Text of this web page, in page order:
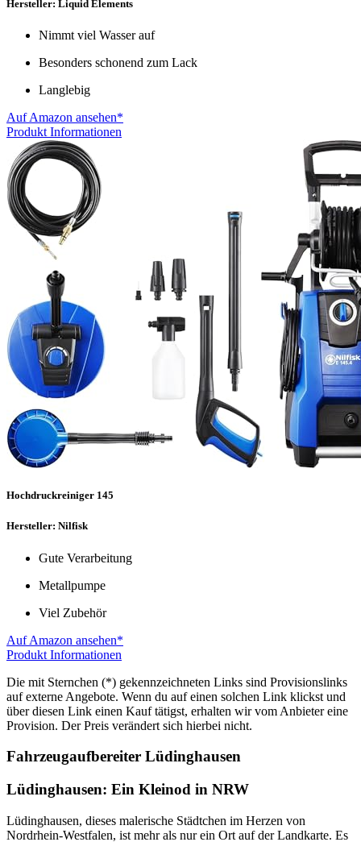
Hersteller: Liquid Elements
Nimmt viel Wasser auf
Besonders schonend zum Lack
Langlebig
Auf Amazon ansehen*
Produkt Informationen
Hochdruckreiniger 145
Hersteller: Nilfisk
Gute Verarbeitung
Metallpumpe
Viel Zubehör
Auf Amazon ansehen*
Produkt Informationen
Die mit Sternchen (*) gekennzeichneten Links sind Provisionslinks
auf externe Angebote. Wenn du auf einen solchen Link klickst und
über diesen Link einen Kauf tätigst, erhalten wir vom Anbieter eine
Provision. Der Preis verändert sich hierbei nicht.
Fahrzeugaufbereiter Lüdinghausen
Lüdinghausen: Ein Kleinod in NRW
Lüdinghausen, dieses malerische Städtchen im Herzen von
Nordrhein-Westfalen, ist mehr als nur ein Ort auf der Landkarte. Es